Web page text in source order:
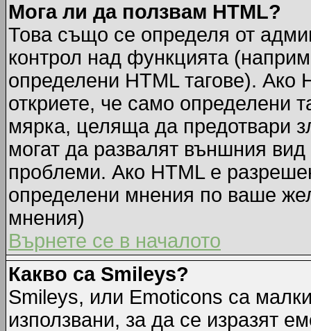
Мога ли да ползвам HTML?
Това също се определя от
контрол над функцията
определени HTML тагове).
откриете, че само определени
мярка, целяща да предотвари
могат да развалят външния
проблеми. Ако HTML е
определени мнения по ваше
мнения)
Върнете се в началото
Какво са Smileys?
Smileys, или Emoticons са
използвани, за да се изразят